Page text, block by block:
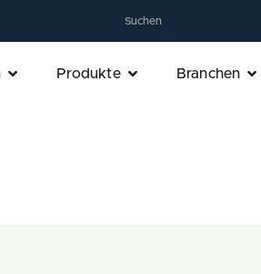
Produkte Branchen